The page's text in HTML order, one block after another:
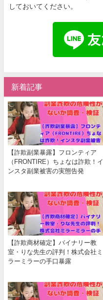
しておいてください。
新着記事
【詐欺副業暴露】フロンティア
（FRONTIRE）ちょなは詐欺！イ
ンスタ副業被害の実態告発
【詐欺商材確定】バイナリー教
室・りな先生の評判！株式会社ミ
ラーミラーの手口暴露